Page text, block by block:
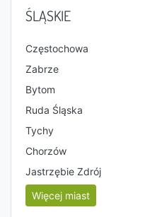
ŚLĄSKIE
Częstochowa
Zabrze
Bytom
Ruda Śląska
Tychy
Chorzów
Jastrzębie Zdrój
Więcej miast